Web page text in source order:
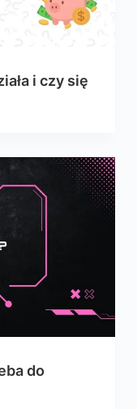
i czy się
do